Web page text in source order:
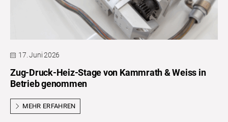
17. Juni 2026
Zug-Druck-Heiz-Stage von Kammrath & Weiss in
Betrieb genommen
MEHR ERFAHREN